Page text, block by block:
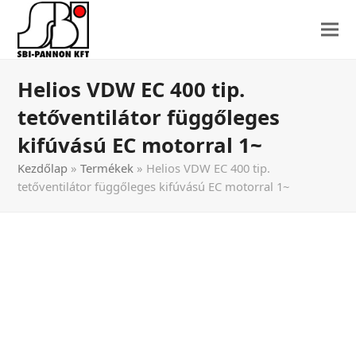
Helios VDW EC 400 tip.
tetőventilátor függőleges
kifúvású EC motorral 1~
Kezdőlap »Termékek » Helios VDW EC 400 tip.
tetőventilátor függőleges kifúvású EC motorral 1~